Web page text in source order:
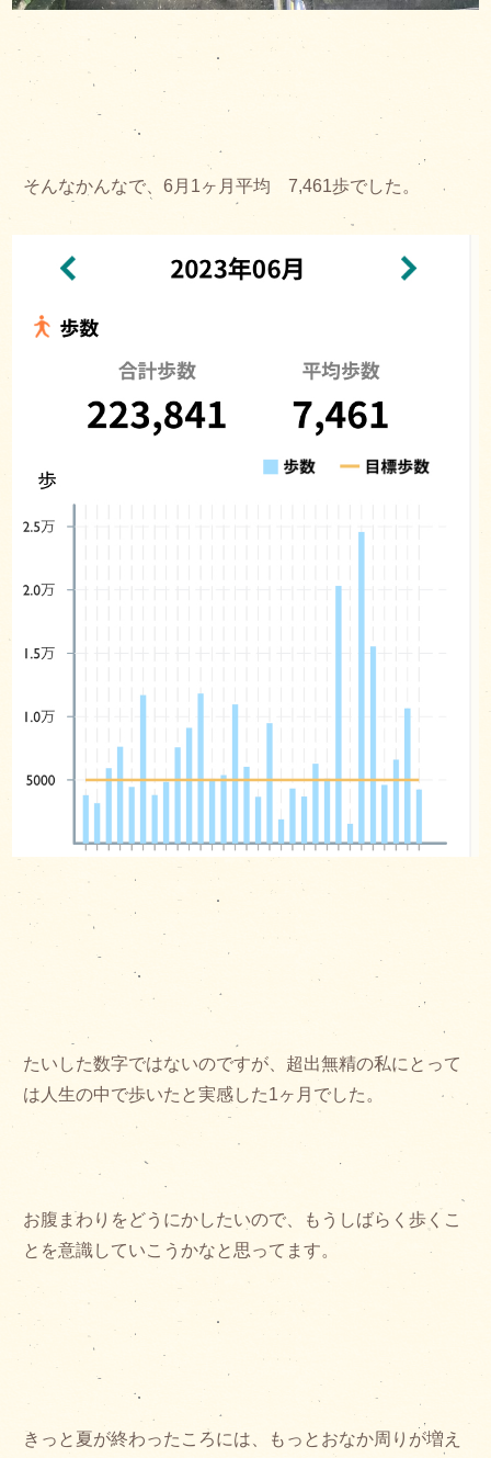
そんなかんなで、6月1ヶ月平均 7,461歩でした。
たいした数字ではないのですが、超出無精の私にとって
は人生の中で歩いたと実感した1ヶ月でした。
お腹まわりをどうにかしたいので、もうしばらく歩くこ
とを意識していこうかなと思ってます。
きっと夏が終わったころには、もっとおなか周りが増え